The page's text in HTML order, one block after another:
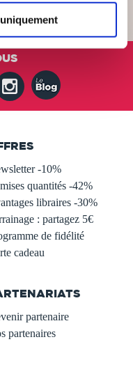
-10%
quantités -42%
libraires -30%
: partagez 5€
de fidélité
cadeau
partenaire
partenaires